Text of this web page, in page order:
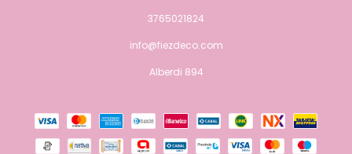
3765021824
info@fiezdeco.com
Alberdi 894